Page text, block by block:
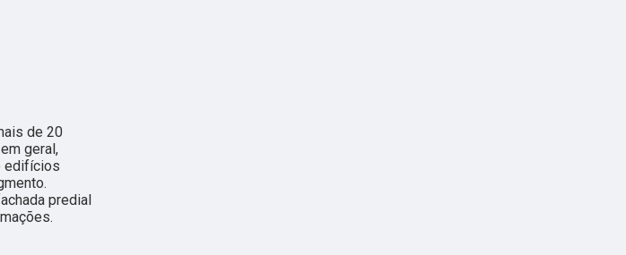
de 20
geral,
edifícios
predial